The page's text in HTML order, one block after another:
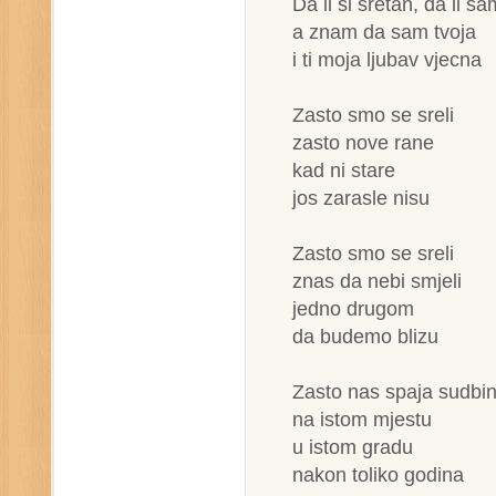
a znam da sam tvoja
i ti moja ljubav vjecna
Zasto smo se sreli
zasto nove rane
kad ni stare
jos zarasle nisu
Zasto smo se sreli
znas da nebi smjeli
jedno drugom
da budemo blizu
Zasto nas spaja
na istom mjestu
u istom gradu
nakon toliko godina